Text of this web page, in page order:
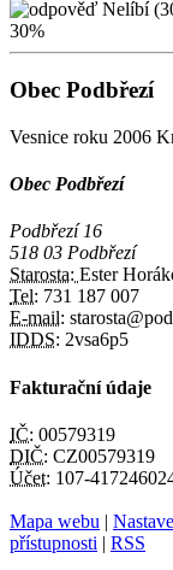
30%
Obec Podbřezí
Vesnice roku 2006
Obec Podbřezí
Podbřezí 16
518 03 Podbřezí
Starosta: Ester
Tel: 731 187 007
E-mail:
IDDS: 2vsa6p5
Fakturační údaje
IČ: 00579319
DIČ: CZ00579319
Účet: 107-
Mapa webu |
přístupnosti | RSS